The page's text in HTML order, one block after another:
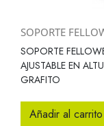
SOPORTE
SOPORTE
AJUSTABLE EN
GRAFITO
Añadir al carrito